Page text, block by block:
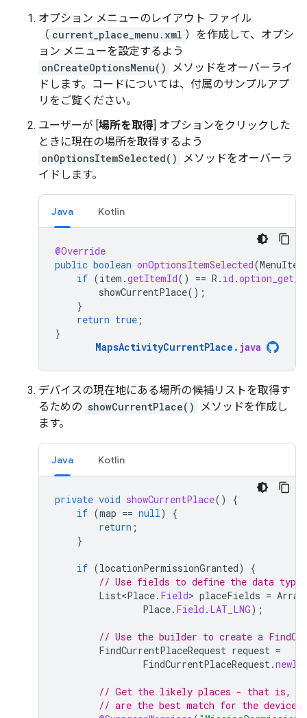
オプション メニューのレイアウト ファイル
（ current_place_menu.xml ）を作成して、オプシ
ョン メニューを設定するよう
onCreateOptionsMenu()
メソッドをオーバーライ
ドします。コードについては、付属のサンプルアプ
リをご覧ください。
ユーザーが [場所を取得] オプションをクリックした
ときに現在の場所を取得するよう
onOptionsItemSelected()
メソッドをオーバーラ
イドします。
Java Kotlin
@Override
public boolean onOptionsItemSelected(MenuItem
if (item .getItemId() == R . id .
showCurrentPlace();
}
return true ;
}
MapsActivityCurrentPlace . java
デバイスの現在地にある場所の候補リストを取得す
るための showCurrentPlace()
メソッドを作成し
ます。
Java Kotlin
private void showCurrentPlace()
{
if (map == null )
{
return ;
}
if (locationPermissionGranted)
{
// Use fields to define the data
List<Place. Field> placeFields =
Place. Field . LAT_LNG);
// Use the builder to create a
FindCurrentPlaceRequest request =
FindCurrentPlaceRequest .
// Get the likely places - that is,
// are the best match for the